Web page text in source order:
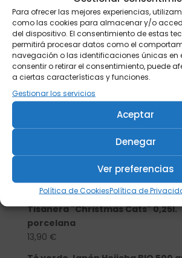
Para ofrecer las mejores experiencias,
como las cookies para almacenar y/o
del dispositivo. El consentimiento de estas
permitirá procesar datos como el
navegación o las identificaciones únicas en
consentir o retirar el consentimiento, puede
a ciertas características y funciones.
Gestionar los servicios
Aceptar
Denegar
Ver preferencias
Política de CookiesPolítica de
Productos
Tisanera "Christmas Cats" 0,25l.
porcelana
13,90 €